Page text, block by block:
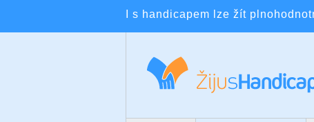
I s handicapem lze žít